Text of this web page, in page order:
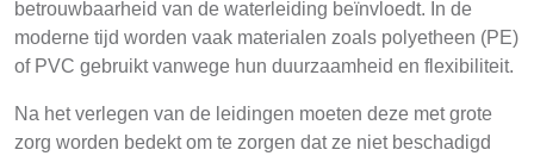
betrouwbaarheid van de waterleiding beïnvloedt. In de
moderne tijd worden vaak materialen zoals polyetheen (PE)
of PVC gebruikt vanwege hun duurzaamheid en flexibiliteit.
Na het verlegen van de leidingen moeten deze met grote
zorg worden bedekt om te zorgen dat ze niet beschadigd